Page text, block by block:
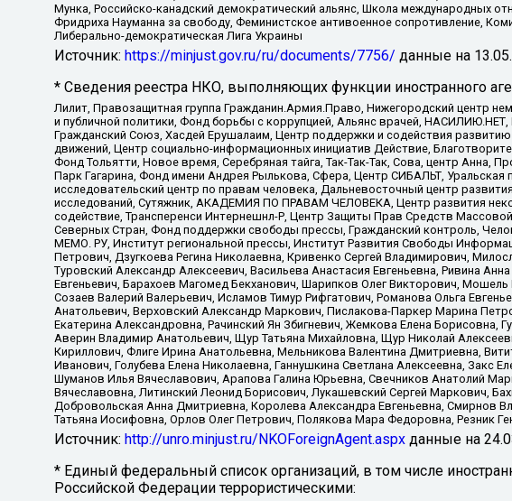
Мунка, Российско-канадский демократический альянс, Школа международных
Фридриха Науманна за свободу, Феминистское антивоенное сопротивление,
Либерально-демократическая Лига Украины
Источник: https://minjust.gov.ru/ru/documents/7756/ данные на
* Сведения реестра НКО, выполняющих функции иностранного
Лилит, Правозащитная группа Гражданин.Армия.Право, Нижегородский центр
и публичной политики, Фонд борьбы с коррупцией, Альянс врачей,
Гражданский Союз, Хасдей Ерушалаим, Центр поддержки и содействия
движений, Центр социально-информационных инициатив Действие,
Фонд Тольятти, Новое время, Серебряная тайга, Так-Так-Так, Сова, центр
Парк Гагарина, Фонд имени Андрея Рылькова, Сфера, Центр СИБАЛЬТ,
исследовательский центр по правам человека, Дальневосточный центр
исследований, Сутяжник, АКАДЕМИЯ ПО ПРАВАМ ЧЕЛОВЕКА, Центр развития
содействие, Трансперенси Интернешнл-Р, Центр Защиты Прав Средств
Северных Стран, Фонд поддержки свободы прессы, Гражданский контроль,
МЕМО. РУ, Институт региональной прессы, Институт Развития Свободы
Петрович, Дзугкоева Регина Николаевна, Кривенко Сергей Владимирович,
Туровский Александр Алексеевич, Васильева Анастасия Евгеньевна, Ривина
Евгеньевич, Барахоев Магомед Бекханович, Шарипков Олег Викторович,
Созаев Валерий Валерьевич, Исламов Тимур Рифгатович, Романова Ольга
Анатольевич, Верховский Александр Маркович, Пислакова-Паркер Марина
Екатерина Александровна, Рачинский Ян Збигневич, Жемкова Елена
Аверин Владимир Анатольевич, Щур Татьяна Михайловна, Щур Николай
Кириллович, Флиге Ирина Анатольевна, Мельникова Валентина Дмитриевна,
Иванович, Голубева Елена Николаевна, Ганнушкина Светлана Алексеевна, Закс
Шуманов Илья Вячеславович, Арапова Галина Юрьевна, Свечников Анатолий
Вячеславовна, Литинский Леонид Борисович, Лукашевский Сергей Маркович,
Добровольская Анна Дмитриевна, Королева Александра Евгеньевна, Смирнов
Татьяна Иосифовна, Орлов Олег Петрович, Полякова Мара Федоровна, Резник
Источник: http://unro.minjust.ru/NKOForeignAgent.aspx данные на
* Единый федеральный список организаций, в том числе
Российской Федерации террористическими: